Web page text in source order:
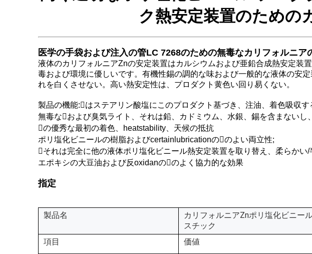
ク熱安定装置のための
医学の手袋および注入の管LC 7268のための無毒なカリフォルニ
液体のカリフォルニアZnの安定装置はカルシウムおよび亜鉛合成熱安定装
毒および環境に優しいです。有機性錫の調的な味および一般的な液体の安
れを白くさせない。高い熱安定性は、プロダクト黄色い回り易くない。
製品の機能:はステアリン酸塩にこのプロダクト基づき、注油、着色吸収
無毒なおよび臭気ライト、それは鉛、カドミウム、水銀、錫を含まないし
の優秀な最初の着色、heatstability、天候の抵抗
ポリ塩化ビニールの樹脂およびcertainlubricationののよい両立性;
それは完全に他の液体ポリ塩化ビニール熱安定装置を取り替え、柔らか
エポキシの大豆油および反oxidanののよく協力的な効果
指定
製品名
カリフォルニアZnポリ塩化ビニー
スチック
項目
価値